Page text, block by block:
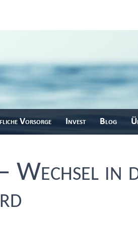
Vorsorge Invest Blog
Wechsel in